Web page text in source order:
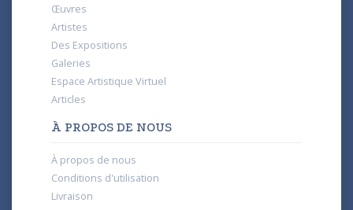
Œuvres
Artistes
Des Expositions
Galeries
Espace Artistique Virtuel
Articles
À PROPOS DE NOUS
À propos de nous
Conditions d'utilisation
Livraison